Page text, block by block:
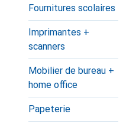
Fournitures scolaires
Imprimantes +
scanners
Mobilier de bureau +
home office
Papeterie